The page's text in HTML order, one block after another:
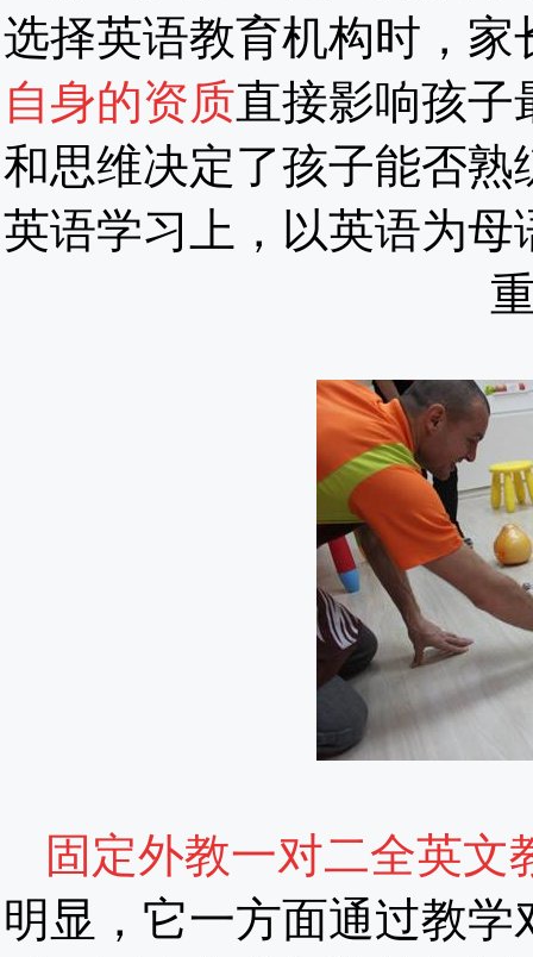
选择英语教育机构时，
自身的资质直接影响孩子
和思维决定了孩子能否
英语学习上，以英语为
固定外教一对二全英文
明显，它一方面通过教